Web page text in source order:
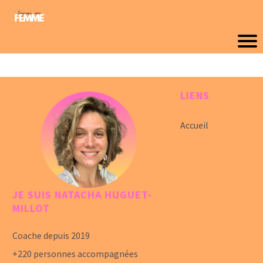
JE SUIS NATACHA HUGUET-
MILLOT
Coache depuis 2019
+220 personnes accompagnées
LIENS
Accueil